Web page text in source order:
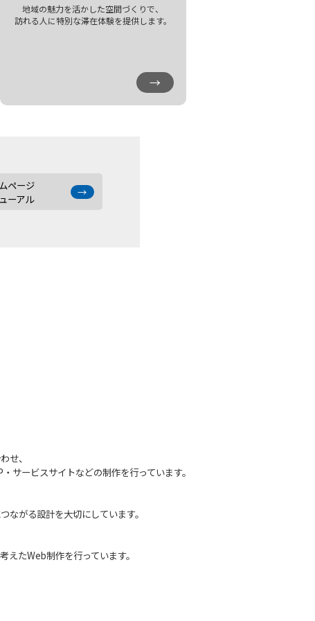
地域の魅力を活かした空間づくりで、
訪れる人に特別な滞在体験を提供します。
→
ページ
ーアル
→
せ、
サービスサイトなどの制作を行っています。
ながる設計を大切にしています。
えたWeb制作を行っています。